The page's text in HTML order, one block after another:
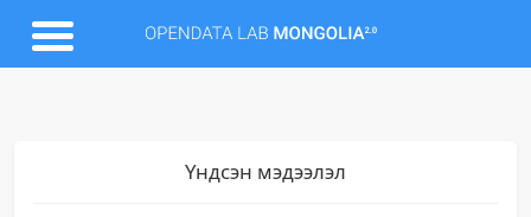
Үндсэн мэдээлэл